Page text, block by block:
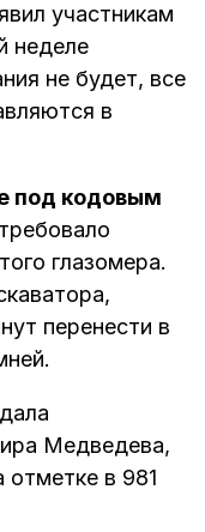
участникам
неделе
не будет, все
в
под кодовым
требовало
глазомера.
перенести в
Медведева,
отметке в 981